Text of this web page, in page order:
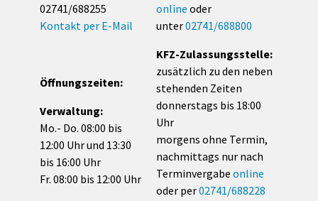
02741/688255
Kontakt per E-Mail
Öffnungszeiten:
Verwaltung:
Mo.- Do. 08:00 bis
12:00 Uhr und 13:30
bis 16:00 Uhr
Fr. 08:00 bis 12:00 Uhr
online oder
unter02741/688800
KFZ-Zulassungsstelle:
zusätzlich zu den neben
stehenden Zeiten
donnerstags bis 18:00
Uhr
morgens ohne Termin,
nachmittags nur nach
Terminvergabe online
oder per02741/688228